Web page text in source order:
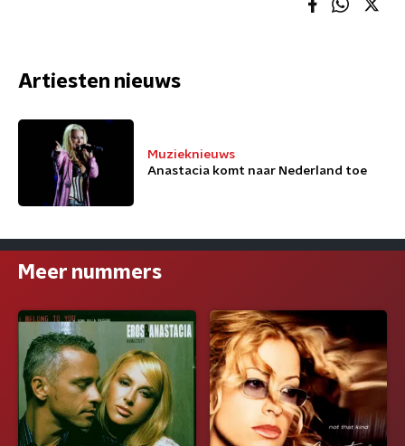
Artiesten nieuws
Muzieknieuws
Anastacia komt naar Nederland toe
Meer nummers